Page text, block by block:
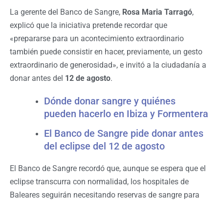
La gerente del Banco de Sangre, Rosa Maria Tarragó,
explicó que la iniciativa pretende recordar que
«prepararse para un acontecimiento extraordinario
también puede consistir en hacer, previamente, un gesto
extraordinario de generosidad», e invitó a la ciudadanía a
donar antes del 12 de agosto.
Dónde donar sangre y quiénes
pueden hacerlo en Ibiza y Formentera
El Banco de Sangre pide donar antes
del eclipse del 12 de agosto
El Banco de Sangre recordó que, aunque se espera que el
eclipse transcurra con normalidad, los hospitales de
Baleares seguirán necesitando reservas de sangre para